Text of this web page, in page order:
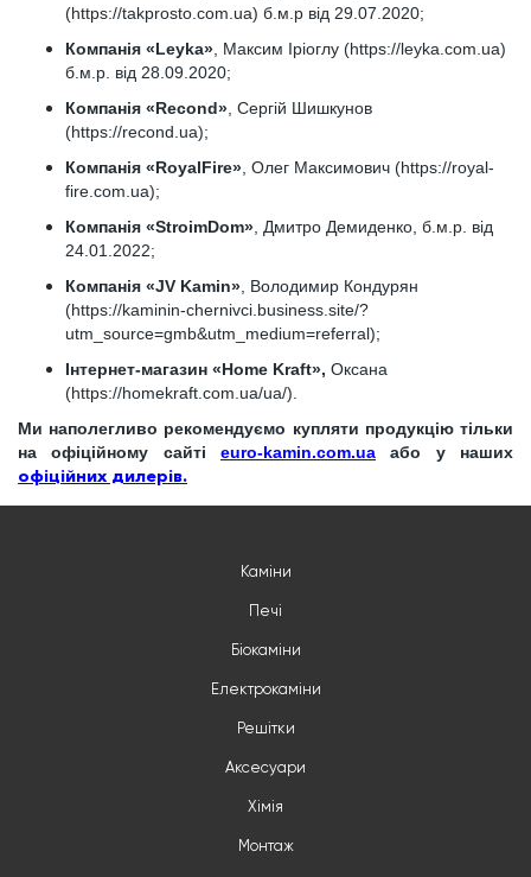
(https://takprosto.com.ua) б.м.р від 29.07.2020;
Компанія «Leyka» , Максим Іріоглу (https://leyka.com.ua)
б.м.р. від 28.09.2020;
Компанія «Recond» , Сергій Шишкунов
(https://recond.ua);
Компанія «RoyalFire» , Олег Максимович (https://royal-
fire.com.ua);
Компанія «StroimDom» , Дмитро Демиденко, б.м.р. від
24.01.2022;
Компанія «JV Kamin» , Володимир Кондурян
(https://kaminin-chernivci.business.site/?
utm_source=gmb&utm_medium=referral);
Інтернет-магазин «Home Kraft», Оксана
(https://homekraft.com.ua/ua/).
Ми наполегливо рекомендуємо купляти продукцію тільки
на офіційному сайті
euro-kamin.com.ua або у наших
офіційних дилерів.
Каміни
Печі
Біокаміни
Електрокаміни
Решітки
Аксесуари
Хімія
Монтаж